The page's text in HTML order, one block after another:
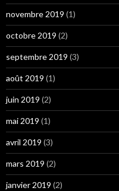
novembre 2019 (1)
octobre 2019 (2)
septembre 2019 (3)
août 2019 (1)
juin 2019 (2)
mai 2019 (1)
avril 2019 (3)
mars 2019 (2)
janvier 2019 (2)